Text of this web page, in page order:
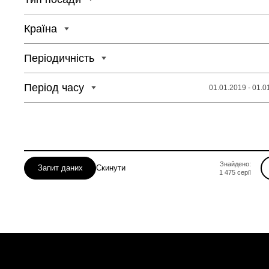
Одеська
Країна
Періодичність
Період часу 01.01.2019 -
Запит даних Скинути
Знайдено:
1 475 серії